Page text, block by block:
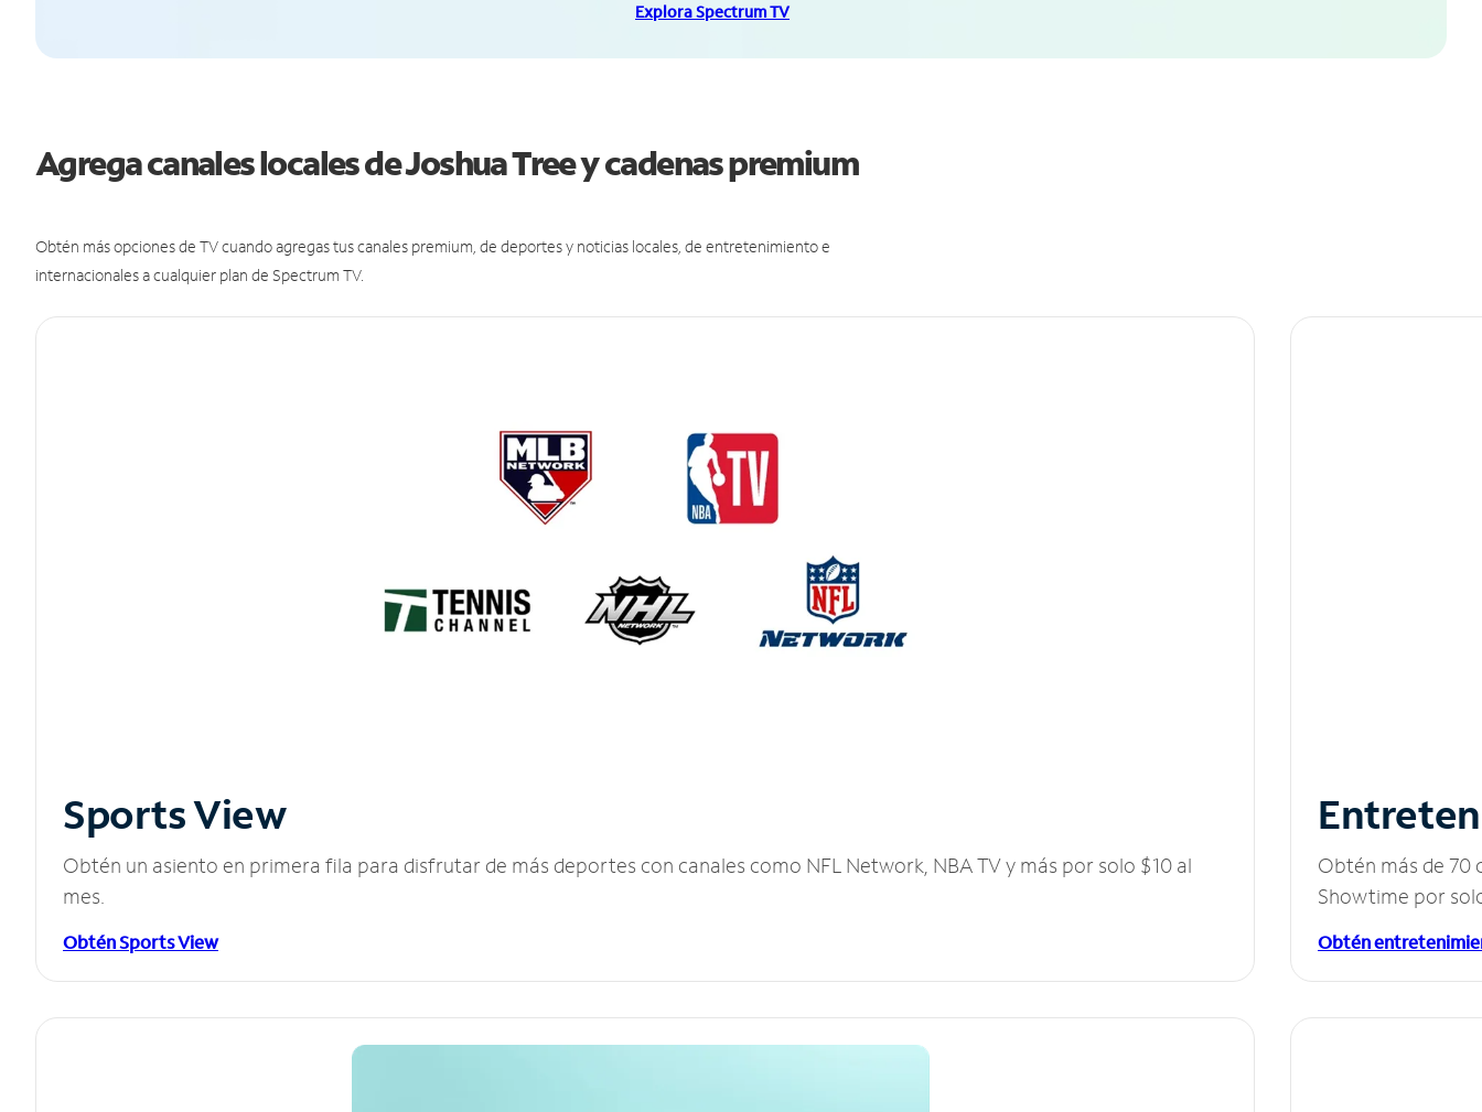
Explora Spectrum TV
Agrega canales locales de Joshua Tree y cadenas premium
Obtén más opciones de TV cuando agregas tus canales premium, de deportes y noticias locales, de entretenimiento e
internacionales a cualquier plan de Spectrum TV.
Sports View
Obtén un asiento en primera fila para disfrutar de más deportes con canales como NFL Network, NBA TV y más por solo $10 al
mes.
Obtén Sports View
Obtén más de 70
Showtime por
Obtén